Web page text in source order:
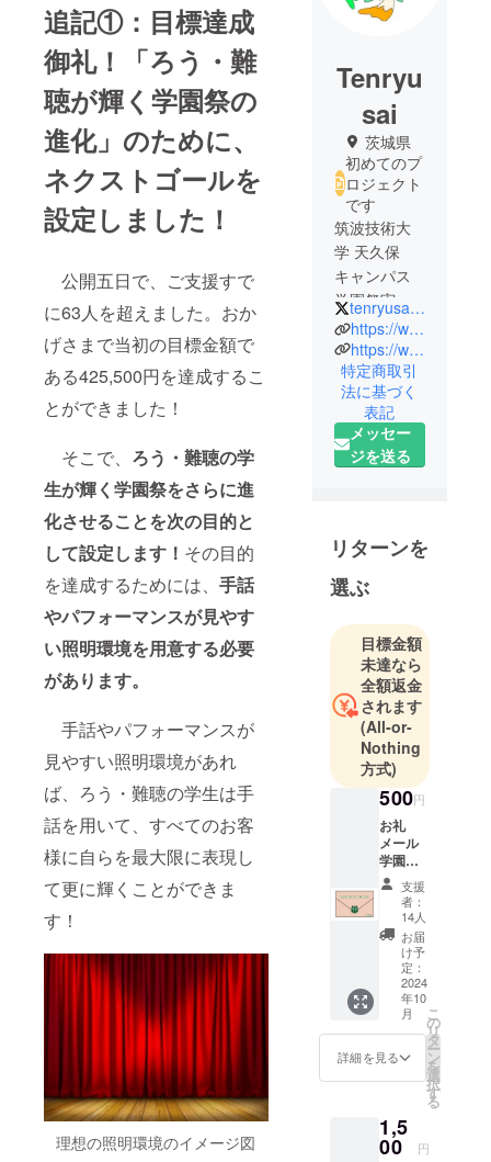
追記①：目標達成
御礼！「ろう・難
聴が輝く学園祭の
進化」のために、
ネクストゴールを
設定しました！
公開五日で、ご支援すで
に63人を超えました。おか
げさまで当初の目標金額で
ある425,500円を達成するこ
とができました！
そこで、 ろう・難聴の学
生が輝く学園祭をさらに進
化させることを次の目的と
して設定します！ その目的
を達成するためには、 手話
やパフォーマンスが見やす
い照明環境を用意する必要
があります。
手話やパフォーマンスが
見やすい照明環境があれ
ば、ろう・難聴の学生は手
話を用いて、すべてのお客
様に自らを最大限に表現し
て更に輝くことができま
す！
理想の照明環境のイメージ図
Tenryu
sai
茨城県
初めてのプ
ロジェクト
です
筑波技術大
学 天久保
キャンパス
学園祭実行
委員会で
す。2023年
度に引き続
き、2024年
度も学園祭
開催に向け
て準備を進
2024年度学
園祭実行委
員会は、
部・学科か
ら集まった
メンバーで
構成されて
います。
2024年度の
テーマは、
「ツナグ～
ことばを超
えた無限の
輪～」で
す。学園祭
を通して、
天久保キャ
ンパスにい
る学生だけ
ではなく、
本学の他
にいる学生
や他大学の
tenryusai_2024
https://www.instagram.com/tenryusai.2024/
https://www.facebook.com/profile.php?id=61561545987482
特定商取引
法に基づく
表記
メッセー
ジを送る
リターンを
選ぶ
目標金額
未達なら
全額返金
されます
(All-or-
Nothing
方式)
500円
お礼
メール
学園祭
本部の
秘密
データ
支援
者：
14人
お届
け予
定：
2024
年10
月
詳細を見る
こ
の
リ
タ
ー
ン
を
選
択
す
る
1,5
00 円